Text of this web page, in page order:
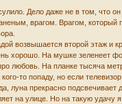
Дело даже не в том, что
врагом. Врагом,
возвышается второй этаж
хорошо. На мушке зеленеет
любовь. На планке тысяча
то попаду, но если
луна прекрасно
на улице. Но на такую